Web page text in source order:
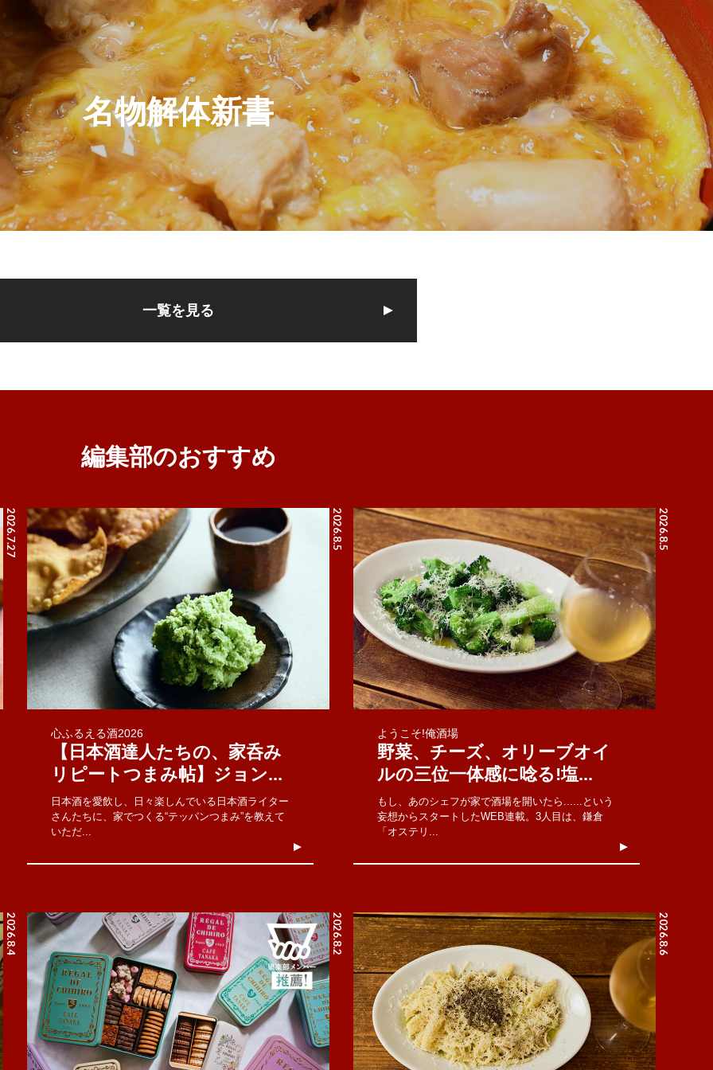
名物解体新書
一覧を見る
編集部のおすすめ
2026.7.27 2026.8.5
心ふるえる酒2026
【日本酒達人たちの、家呑み
リピートつまみ帖】ジョン...
日本酒を愛飲し、日々楽しんでいる日本酒ライター
さんたちに、家でつくる“テッパンつまみ”を教えて
いただ...
2026.8.5
ようこそ!俺酒場
野菜、チーズ、オリーブオイ
ルの三位一体感に唸る!塩...
もし、あのシェフが家で酒場を開いたら......という
妄想からスタートしたWEB連載。3人目は、鎌倉
「オステリ...
2026.8.4 2026.8.2 2026.8.6